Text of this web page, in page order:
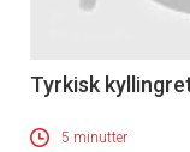
Tyrkisk
5 minutter